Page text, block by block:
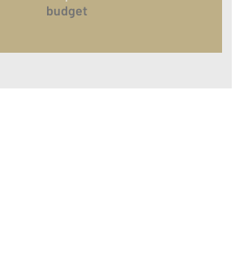
budget